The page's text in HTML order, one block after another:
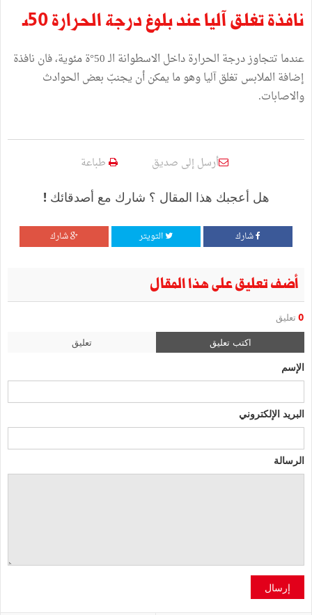
نافذة تغلق آليا عند بلوغ درجة الحرارة 50°
عندما تتجاوز درجة الحرارة داخل الاسطوانة الـ 50°ة مئوية، فان نافذة
إضافة الملابس تغلق آليا وهو ما يمكن أن يجنبّ بعض الحوادث
والاصابات.
أرسل إلى صديق طباعة
هل أعجبك هذا المقال ؟ شارك مع أصدقائك !
شارك التويتر شارك
أضف تعليق على هذا المقال
0 تعليق
اكتب تعليق تعليق
الإسم
البريد الإلكتروني
الرسالة
إرسال